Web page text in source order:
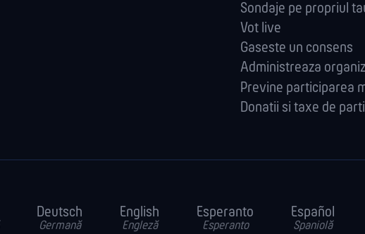
Sondaje pe propriul
Vot live
Gaseste un consens
Administreaza
Previne participarea
Donatii si taxe de
Deutsch
Germană
English
Engleză
Esperanto
Esperanto
Español
Spaniolă